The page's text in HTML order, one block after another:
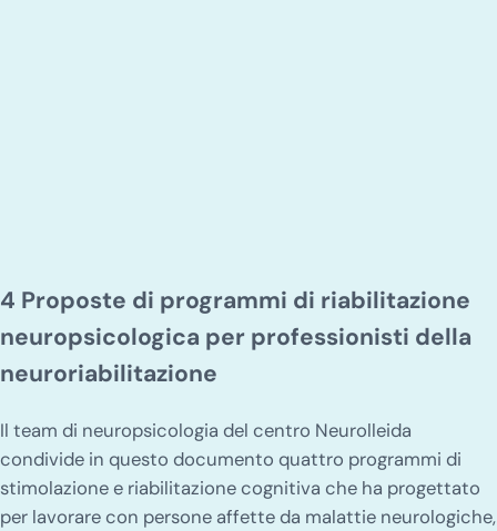
4 Proposte di programmi di riabilitazione
neuropsicologica per professionisti della
neuroriabilitazione
Il team di neuropsicologia del centro Neurolleida
condivide in questo documento quattro programmi di
stimolazione e riabilitazione cognitiva che ha progettato
per lavorare con persone affette da malattie neurologiche,